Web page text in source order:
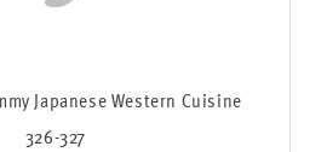
Japanese Western Cuisine
326-327